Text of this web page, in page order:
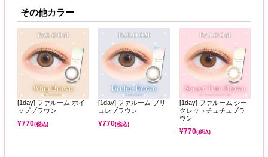
その他カラー
[1day] ファルーム ホイ
ップブラウン
¥770(税込)
[1day] ファルーム ブリ
ュレブラウン
¥770(税込)
[1day] ファルーム シー
クレットチュチュブラ
ウン
¥770(税込)